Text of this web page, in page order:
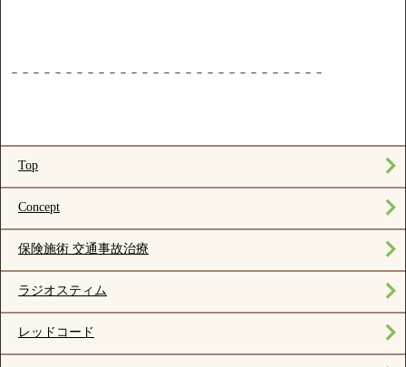
－－－－－－－－－－－－－－－－－－－－－－－－－－－－－
Top
Concept
保険施術 交通事故治療
ラジオスティム
レッドコード